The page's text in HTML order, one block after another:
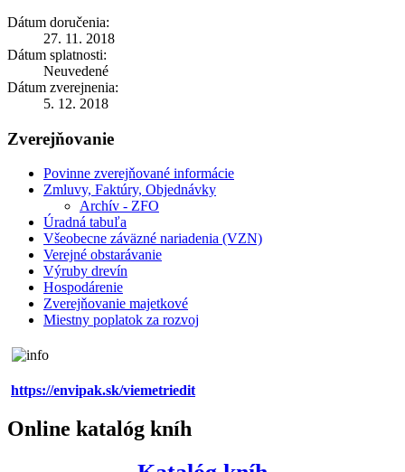
Dátum doručenia:
27. 11. 2018
Dátum splatnosti:
Neuvedené
Dátum zverejnenia:
5. 12. 2018
Zverejňovanie
Povinne zverejňované informácie
Zmluvy, Faktúry, Objednávky
Archív - ZFO
Úradná tabuľa
Všeobecne záväzné nariadenia (VZN)
Verejné obstarávanie
Výruby drevín
Hospodárenie
Zverejňovanie majetkové
Miestny poplatok za rozvoj
https://envipak.sk/viemetriedit
Online katalóg kníh